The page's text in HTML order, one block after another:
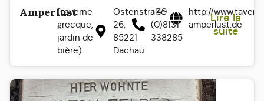
Amperlust
(taverne
grecque,
jardin de
bière)
Ostenstraße
26,
85221
Dachau
+49
(0)8131
338285
http://
amperlust.de
Lire la
suite